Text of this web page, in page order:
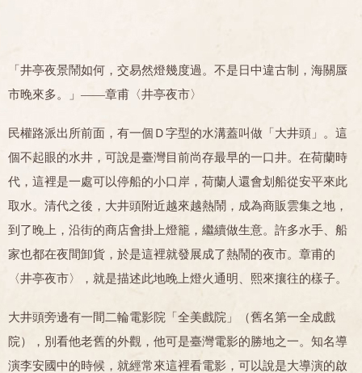
「井亭夜景鬧如何，交易然燈幾度過。不是日中違古制，海關蜃
市晚來多。」——章甫〈井亭夜市〉
民權路派出所前面，有一個Ｄ字型的水溝蓋叫做「大井頭」。這
個不起眼的水井，可說是臺灣目前尚存最早的一口井。在荷蘭時
代，這裡是一處可以停船的小口岸，荷蘭人還會划船從安平來此
取水。清代之後，大井頭附近越來越熱鬧，成為商販雲集之地，
到了晚上，沿街的商店會掛上燈籠，繼續做生意。許多水手、船
家也都在夜間卸貨，於是這裡就發展成了熱鬧的夜市。章甫的
〈井亭夜市〉，就是描述此地晚上燈火通明、熙來攘往的樣子。
大井頭旁邊有一間二輪電影院「全美戲院」（舊名第一全成戲
院），別看他老舊的外觀，他可是臺灣電影的勝地之一。知名導
演李安國中的時候，就經常來這裡看電影，可以說是大導演的啟